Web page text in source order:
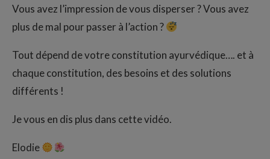
Vous avez l’impression de vous disperser ? Vous avez
plus de mal pour passer à l’action ?
Tout dépend de votre constitution ayurvédique…. et à
chaque constitution, des besoins et des solutions
différents !
Je vous en dis plus dans cette vidéo.
Elodie